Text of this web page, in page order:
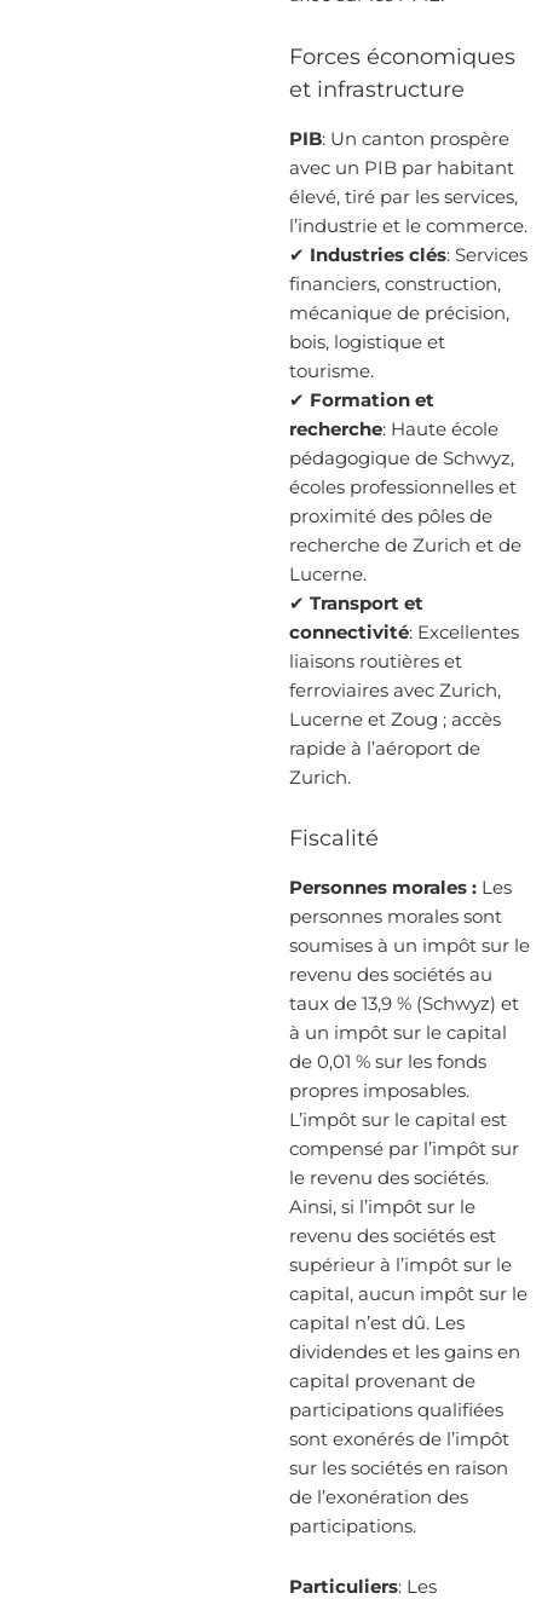
Forces économiques
et infrastructure
PIB: Un canton prospère
avec un PIB par habitant
élevé, tiré par les services,
l’industrie et le commerce.
✔ Industries clés: Services
financiers, construction,
mécanique de précision,
bois, logistique et
tourisme.
✔ Formation et
recherche: Haute école
pédagogique de Schwyz,
écoles professionnelles et
proximité des pôles de
recherche de Zurich et de
Lucerne.
✔ Transport et
connectivité: Excellentes
liaisons routières et
ferroviaires avec Zurich,
Lucerne et Zoug ; accès
rapide à l’aéroport de
Zurich.
Fiscalité
Personnes morales : Les
personnes morales sont
soumises à un impôt sur le
revenu des sociétés au
taux de 13,9 % (Schwyz) et
à un impôt sur le capital
de 0,01 % sur les fonds
propres imposables.
L’impôt sur le capital est
compensé par l’impôt sur
le revenu des sociétés.
Ainsi, si l’impôt sur le
revenu des sociétés est
supérieur à l’impôt sur le
capital, aucun impôt sur le
capital n’est dû. Les
dividendes et les gains en
capital provenant de
participations qualifiées
sont exonérés de l’impôt
sur les sociétés en raison
de l’exonération des
participations.
Particuliers: Les